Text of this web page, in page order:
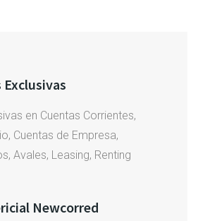
en Cuentas Corrientes,
Cuentas de Empresa,
Avales, Leasing, Renting
Newcorred